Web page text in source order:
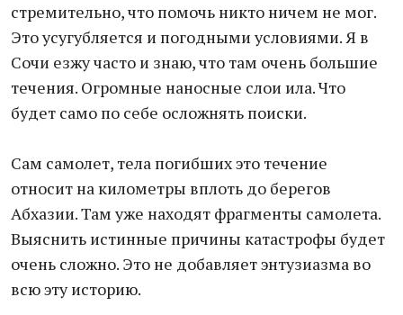
стремительно, что помочь никто ничем не мог.
Это усугубляется и погодными условиями. Я в
Сочи езжу часто и знаю, что там очень большие
течения. Огромные наносные слои ила. Что
будет само по себе осложнять поиски.
Сам самолет, тела погибших это течение
относит на километры вплоть до берегов
Абхазии. Там уже находят фрагменты самолета.
Выяснить истинные причины катастрофы будет
очень сложно. Это не добавляет энтузиазма во
всю эту историю.